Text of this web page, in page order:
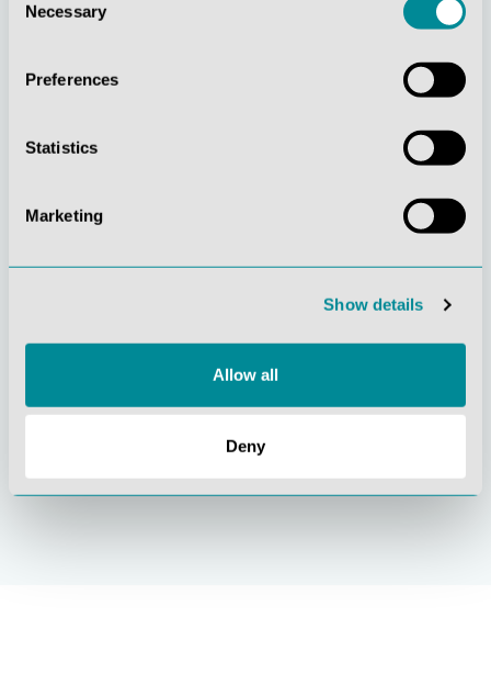
Selection
Necessary
Preferences
Statistics
Marketing
Show details
Allow all
Deny
Stetige
Kundenorientierung
Verständnis für
Qualität
Handeln
9001